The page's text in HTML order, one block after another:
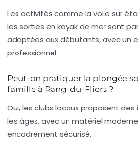
Les activités comme la voile sur
les sorties en kayak de mer sont
adaptées aux débutants, avec un
professionnel.
Peut-on pratiquer la plongée
famille à Rang-du-Fliers ?
Oui, les clubs locaux proposent
les âges, avec un matériel
encadrement sécurisé.